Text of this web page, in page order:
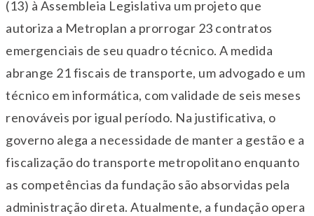
(13) à Assembleia Legislativa um projeto que
autoriza a Metroplan a prorrogar 23 contratos
emergenciais de seu quadro técnico. A medida
abrange 21 fiscais de transporte, um advogado e um
técnico em informática, com validade de seis meses
renováveis por igual período. Na justificativa, o
governo alega a necessidade de manter a gestão e a
fiscalização do transporte metropolitano enquanto
as competências da fundação são absorvidas pela
administração direta. Atualmente, a fundação opera